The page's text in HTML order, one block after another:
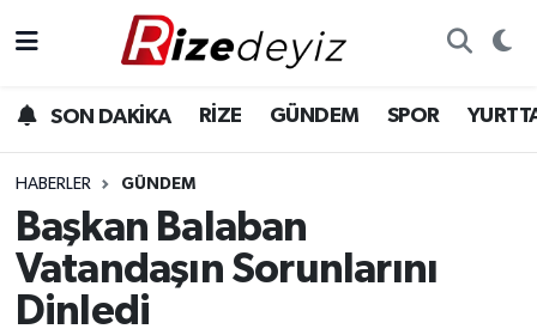
SON DAKİKA RİZE GÜNDEM SPOR
HABERLER GÜNDEM
Başkan Balaban
Vatandaşın Sorunlarını
Dinledi
Gündem
Yurttan Haberler
Ekonomi
Rize Hava Durumu
Rize Trafik Yoğunluk Haritası
Süper Lig Puan Durumu ve Fikstür